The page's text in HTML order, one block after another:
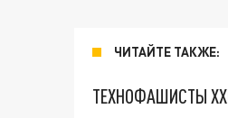
ЧИТАЙТЕ ТАКЖЕ:
ТЕХНОФАШИСТЫ